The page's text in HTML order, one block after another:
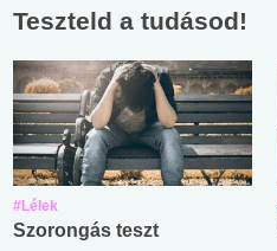
Teszteld a tudásod!
#Lélek
Szorongás teszt